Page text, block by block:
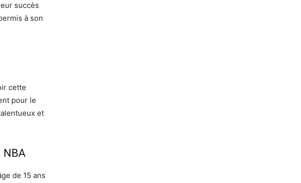
succès
à son
cette
pour le
et
NBA
de 15 ans